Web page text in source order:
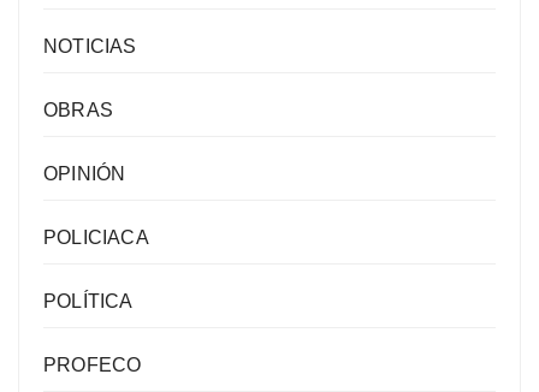
NOTICIAS
OBRAS
OPINIÓN
POLICIACA
POLÍTICA
PROFECO